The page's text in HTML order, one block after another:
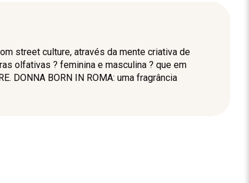
street culture, através da mente criativa de
olfativas ? feminina e masculina ? que em
DONNA BORN IN ROMA: uma fragrância